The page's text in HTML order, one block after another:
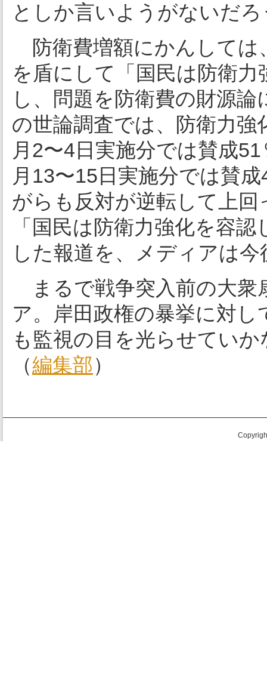
としか言いようがないだろ
防衛費増額にかんしては
を盾にして「国民は防衛
し、問題を防衛費の財源
の世論調査では、防衛力
月2〜4日実施分では賛成
月13〜15日実施分では賛
がらも反対が逆転して上
「国民は防衛力強化を容
した報道を、メディアは
まるで戦争突入前の大衆
ア。岸田政権の暴挙に対
も監視の目を光らせてい
（編集部）